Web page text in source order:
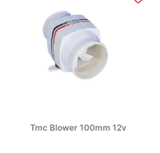
Tmc Blower 100mm 12v